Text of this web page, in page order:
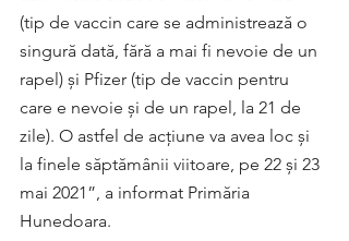
(tip de vaccin care se administrează o
singură dată, fără a mai fi nevoie de un
rapel) și Pfizer (tip de vaccin pentru
care e nevoie și de un rapel, la 21 de
zile). O astfel de acțiune va avea loc și
la finele săptămânii viitoare, pe 22 și 23
mai 2021”, a informat Primăria
Hunedoara.